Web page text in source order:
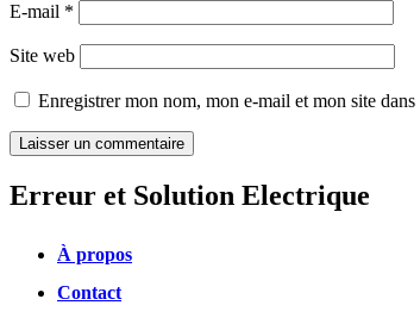
E-mail *
Site web
Enregistrer mon nom, mon e-mail et mon site
Erreur et Solution Electrique
À propos
Contact